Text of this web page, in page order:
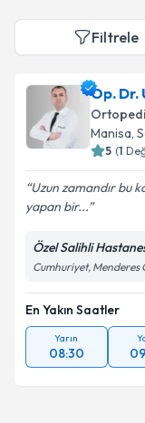
Filtrele
Op. Dr.
Manisa,
5 (1
Uzun zamandır bu
yapan bir...
Özel Salihli
Cumhuriyet,
En Yakın Saatler
Yarın
08:30